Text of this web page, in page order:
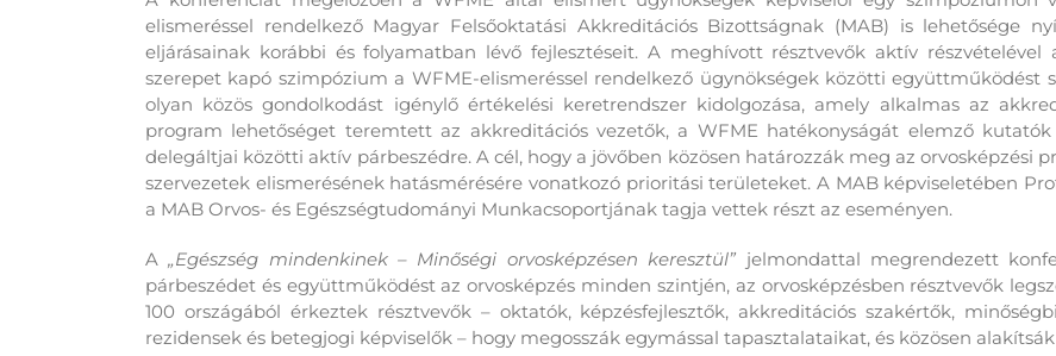
elismeréssel rendelkező Magyar Felsőoktatási Akkreditációs Bizottságnak (MAB) is lehetősége
eljárásainak korábbi és folyamatban lévő fejlesztéseit. A meghívott résztvevők aktív
szerepet kapó szimpózium a WFME-elismeréssel rendelkező ügynökségek közötti együttműködést
olyan közös gondolkodást igénylőértékelési keretrendszer kidolgozása, amely alkalmas az
program lehetőséget teremtett az akkreditációsvezetők, a WFME hatékonyságát elemző kutatók
delegáltjai közötti aktív párbeszédre. A cél, hogy a jövőben közösen határozzák meg az orvosképzési
szervezetek elismerésének hatásmérésére vonatkozó prioritási területeket. A MAB képviseletében
a MAB Orvos- és Egészségtudományi Munkacsoportjának tagja vettek részt az eseményen.
A„Egészség mindenkinek – Minőségi orvosképzésen keresztül” jelmondattal megrendezett
párbeszédet és együttműködést az orvosképzés minden szintjén, az orvosképzésben résztvevők
100 országából érkeztek résztvevők – oktatók, képzésfejlesztők, akkreditációs szakértők,
rezidensek és betegjogi képviselők – hogy megosszák egymással tapasztalataikat, és közösen